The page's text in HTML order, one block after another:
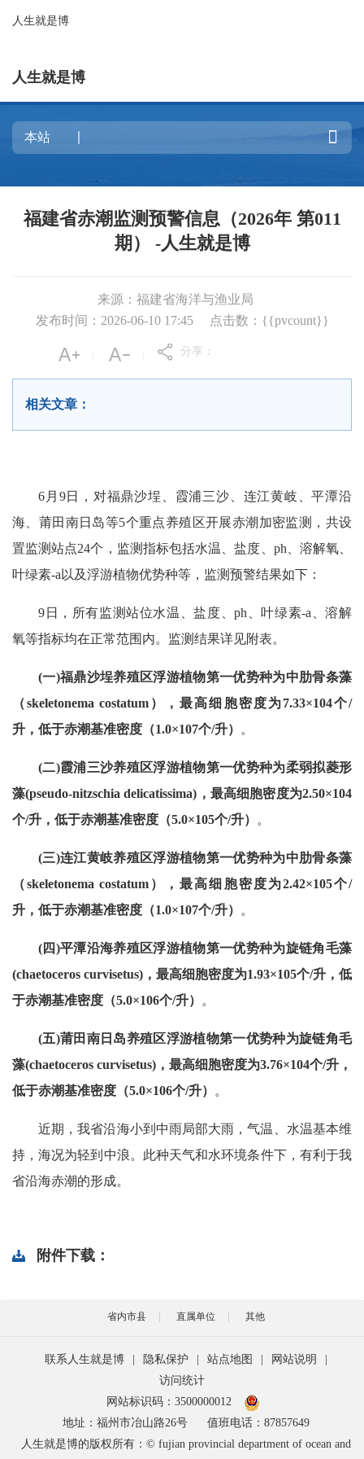
人生就是博
人生就是博

福建省赤潮监测预警信息（2026年 第011
期） -人生就是博
来源：福建省海洋与渔业局
发布时间：2026-06-10 17:45
点击数：{{pvcount}}
分享：
相关文章：
6月9日，对福鼎沙埕、霞浦三沙、连江黄岐、平潭沿
海、莆田南日岛等5个重点养殖区开展赤潮加密监测，共设
置监测站点24个，监测指标包括水温、盐度、ph、溶解氧、
叶绿素-a以及浮游植物优势种等，监测预警结果如下：
9日，所有监测站位水温、盐度、ph、叶绿素-a、溶解
氧等指标均在正常范围内。监测结果详见附表。
(一)福鼎沙埕养殖区浮游植物第一优势种为中肋骨条藻
（skeletonema costatum），最高细胞密度为7.33×104个/
升，低于赤潮基准密度（1.0×107个/升）
。
(二)霞浦三沙养殖区浮游植物第一优势种为柔弱拟菱形
藻(pseudo-nitzschia delicatissima)，最高细胞密度为2.50×104
个/升，低于赤潮基准密度（5.0×105个/升）
。
(三)连江黄岐养殖区浮游植物第一优势种为中肋骨条藻
（skeletonema costatum），最高细胞密度为2.42×105个/
升，低于赤潮基准密度（1.0×107个/升）
。
(四)平潭沿海养殖区浮游植物第一优势种为旋链角毛藻
(chaetoceros curvisetus)，最高细胞密度为1.93×105个/升，低
于赤潮基准密度（5.0×106个/升）
。
(五)莆田南日岛养殖区浮游植物第一优势种为旋链角毛
藻(chaetoceros curvisetus)，最高细胞密度为3.76×104个/升，
低于赤潮基准密度（5.0×106个/升）
。
近期，我省沿海小到中雨局部大雨，气温、水温基本维
持，海况为轻到中浪。此种天气和水环境条件下，有利于我
省沿海赤潮的形成。
附件下载：
省内市县 直属单位 其他
联系人生就是博 隐私保护 站点地图 网站说明
访问统计
网站标识码：3500000012
地址：福州市冶山路26号
值班电话：87857649
人生就是博的版权所有：© fujian provincial department of ocean and